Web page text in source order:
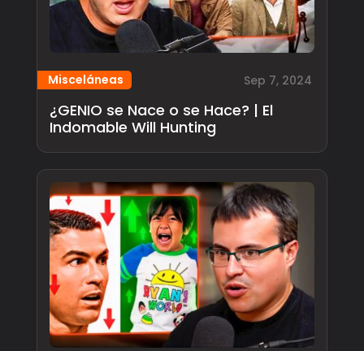
Misceláneas Sep 7, 2024
¿GENIO se Nace o se Hace? | El
Indomable Will Hunting